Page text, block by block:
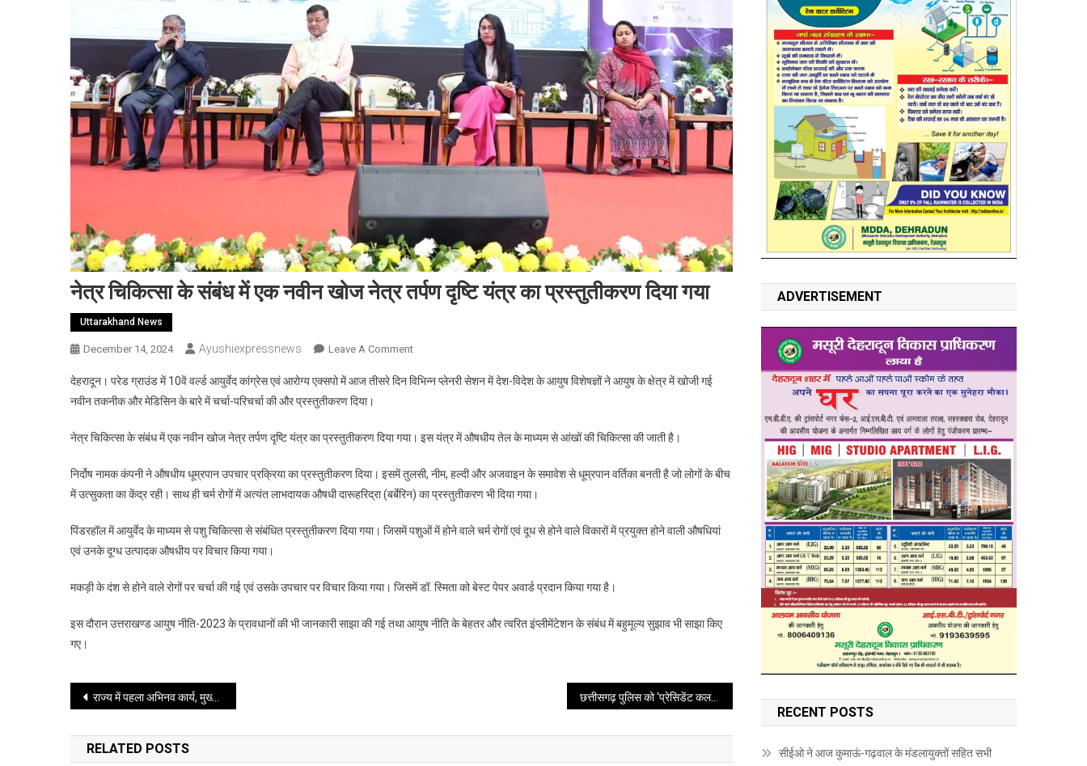
नेत्र चिकित्सा के संबंध में एक नवीन खोज नेत्र तर्पण दृष्टि यंत्र का प्रस्तुतीकरण दिया गया
Uttarakhand News
December 14, 2024 Ayushiexpressnews Leave A CommentOn
चिकित्सा
में
नवीन
खोज
तर्पण
का
दिया
देहरादून। परेड ग्राउंड में 10वें वर्ल्ड आयुर्वेद कांग्रेस एवं आरोग्य एक्सपो में आज तीसरे दिन विभिन्न प्लेनरी सेशन में देश-विदेश के आयुष विशेषज्ञों ने आयुष के क्षेत्र में खोजी गई
नवीन तकनीक और मेडिसिन के बारे में चर्चा-परिचर्चा की और प्रस्तुतीकरण दिया।
नेत्र चिकित्सा के संबंध में एक नवीन खोज नेत्र तर्पण दृष्टि यंत्र का प्रस्तुतीकरण दिया गया। इस यंत्र में औषधीय तेल के माध्यम से आंखों की चिकित्सा की जाती है।
निर्दोष नामक कंपनी ने औषधीय धूम्रपान उपचार प्रक्रिया का प्रस्तुतीकरणदिया। इसमें तुलसी, नीम, हल्दी और अजवाइन के समावेश से धूम्रपान वर्तिका बनती है जो लोगों के बीच
में उत्सुकता का केंद्र रही। साथ ही चर्म रोगों में अत्यंत लाभदायक औषधी दारूहरिद्रा (बर्बेरिन) का प्रस्तुतीकरण भी दिया गया।
पिंडरहॉल में आयुर्वेद के माध्यम से पशु चिकित्सा से संबंधित प्रस्तुतीकरण दिया गया। जिसमें पशुओं में होने वाले चर्म रोगों एवं दूध से होने वाले विकारों में प्रयुक्त होने वाली औषधियां
एवं उनके दूग्ध उत्पादक औषधीय पर विचार किया गया।
मकड़ी के दंश से होने वाले रोगों पर चर्चा की गई एवं उसके उपचार पर विचार किया गया। जिसमें डॉ. स्मिता को बेस्ट पेपर अवार्ड प्रदान किया गया है।
इस दौरान उत्तराखण्ड आयुष नीति-2023 के प्रावधानों की भी जानकारी साझा की गई तथा आयुष नीति के बेहतर और त्वरित इंप्लीमेंटेशन के संबंध में बहुमूल्य सुझाव भी साझा किए
गए।
Post
navigation
राज्य में पहला अभिनव कार्य, मुख्य शहर के अंदर देहरादून में 10 ईवी चार्जिंग स्टेशन स्थापित किए जा रहे हैं छत्तीसगढ़ पुलिस को ‘प्रेसिडेंट कलर’ अवार्ड मिलना, उनकी कड़ी मेहनत, वीरता व समर्पण का प्रतीक- अमित शाह
RELATED POSTS
ADVERTISEMENT
RECENT POSTS
सीईओ ने आज कुमाऊं-गढ़वाल के मंडलायुक्तों सहित सभी